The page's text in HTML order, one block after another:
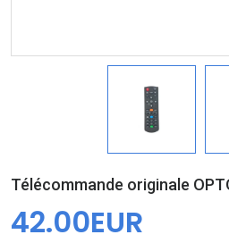
Télécommande originale
42.00EUR